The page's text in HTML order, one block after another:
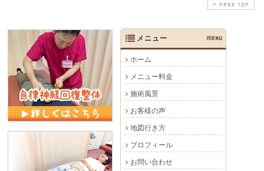
PAGE TOP
メニュー MENU
ホーム
メニュー料金
施術風景
お客様の声
地図行き方
プロフィール
お問い合わせ